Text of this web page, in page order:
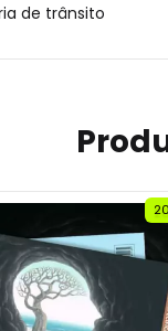
de trânsito